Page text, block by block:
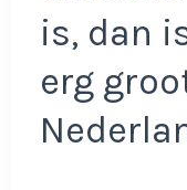
is, dan
erg